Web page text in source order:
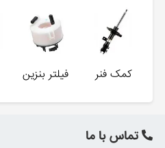
کمک فنر فیلتر بنزین
تماس با ما